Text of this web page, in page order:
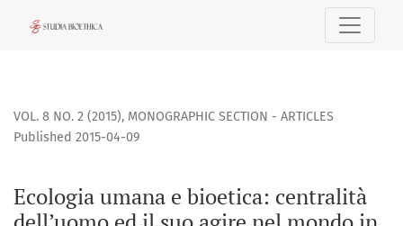
Ecologia umana e bioetica: centralità dell’uomo ed il suo
VOL. 8 NO. 2 (2015), MONOGRAPHIC SECTION - ARTICLES
Ecologia umana e bioetica: centralità
Published 2015-04-09